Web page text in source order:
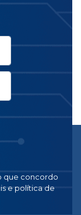
que concordo
e política de